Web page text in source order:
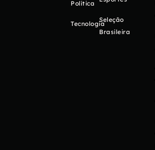
Política
Tecnologia
Seleção
Brasileira